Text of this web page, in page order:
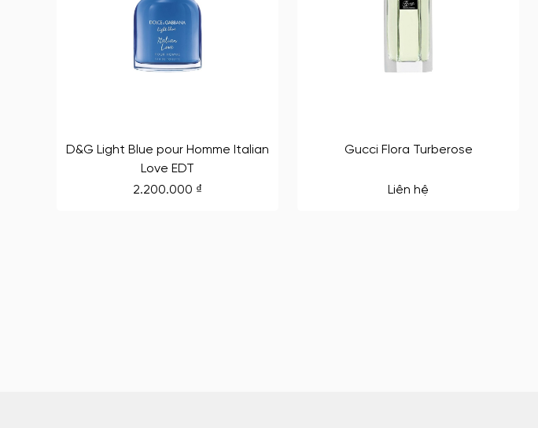
D&G Light Blue pour Homme Italian
Love EDT
2.200.000 ₫
Gucci Flora Turberose
Liên hệ